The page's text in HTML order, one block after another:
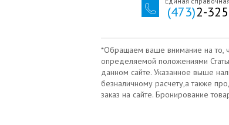
(473)2-
*Обращаем ваше внимание на то,
определяемой положениями
данном сайте. Указанное выше
безналичному расчету‚а также
заказ на сайте. Бронирование